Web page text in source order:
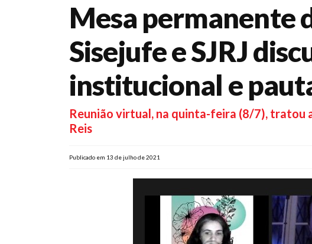
Mesa permanente
Sisejufe e SJRJ
institucional e
Reunião virtual, na quinta-feira (8/7), tratou
Reis
Publicado em 13 de julho de 2021